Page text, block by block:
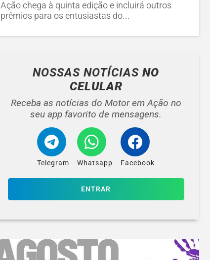
Ação chega à quinta edição e incluirá outros
prêmios para os entusiastas do...
NOSSAS NOTÍCIASNO
CELULAR
Receba as notícias do Motor em Ação no
seu app favorito de mensagens.
Telegram Whatsapp Facebook
ENTRAR